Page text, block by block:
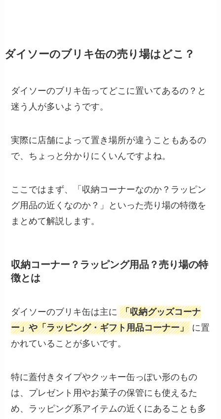
ダイソーのブリキ缶の売り場はどこ？
ダイソーのブリキ缶ってどこに置いてあるの？と
迷う人が多いようです。
実際に店舗によって置き場所が違うこともあるの
で、ちょっと分かりにくいんですよね。
ここではまず、「収納コーナーなのか？ラッピン
グ用品の近くなのか？」といった売り場の特徴を
まとめて解説します。
収納コーナー？ラッピング用品？売り場の特
徴とは
ダイソーのブリキ缶は主に 「収納グッズコーナ
ー」や「ラッピング・ギフト用品コーナー」 に置
かれていることが多いです。
特に蓋付きタイプやクッキー缶っぽい形のもの
は、プレゼント用やお菓子の保管にも使えるた
め、ラッピング系アイテムの近くにあることも多